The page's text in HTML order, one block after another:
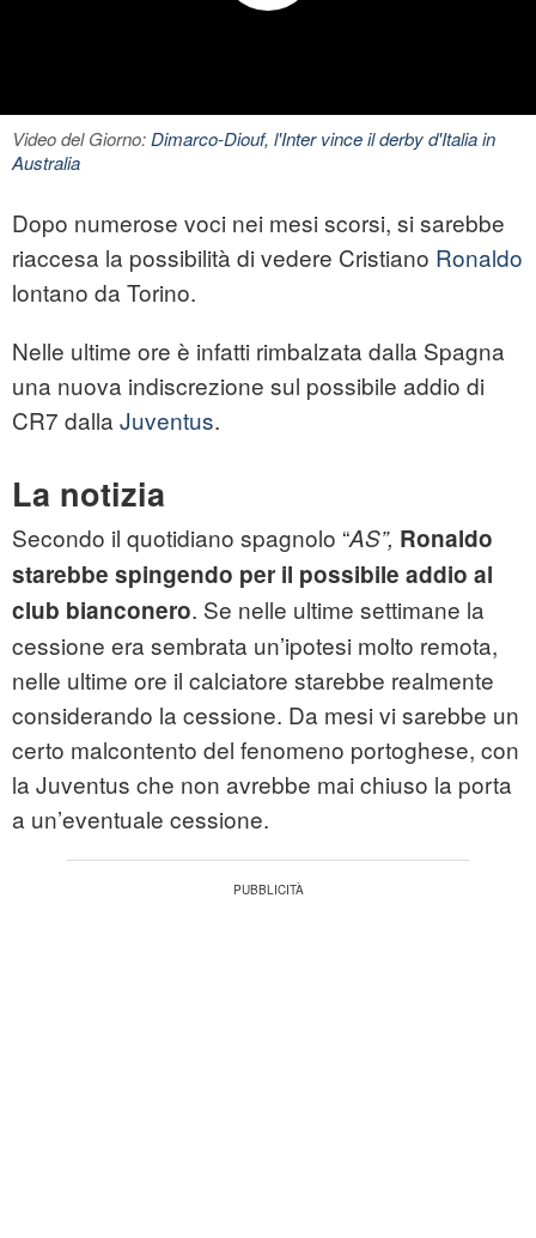
Video del Giorno:Dimarco-Diouf, l'Inter vince il derby d'Italia in
Australia
Dopo numerose voci nei mesi scorsi, si sarebbe
riaccesa la possibilità di vedere Cristiano Ronaldo
lontano da Torino.
Nelle ultime ore è infatti rimbalzata dalla Spagna
una nuova indiscrezione sul possibile addio di
CR7 dalla Juventus.
La notizia
Secondo il quotidiano spagnolo “AS”, Ronaldo
starebbe spingendo per il possibile addio al
club bianconero. Se nelle ultime settimane la
cessione era sembrata un’ipotesi molto remota,
nelle ultime ore il calciatore starebbe realmente
considerando la cessione. Da mesi vi sarebbe un
certo malcontento del fenomeno portoghese, con
la Juventus che non avrebbe mai chiuso la porta
a un’eventuale cessione.